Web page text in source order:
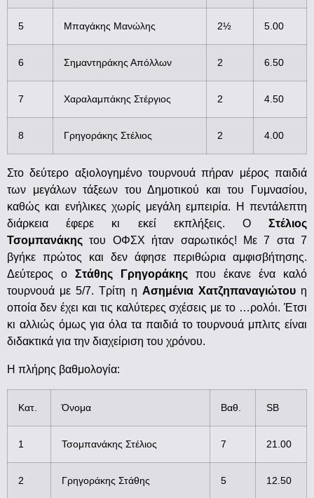
5 Μπαγάκης Μανώλης 2½ 5.00
6 Σημαντηράκης Απόλλων 2 6.50
7 Χαραλαμπάκης Στέργιος 2 4.50
8 Γρηγοράκης Στέλιος 2 4.00
Στο δεύτερο αξιολογημένο τουρνουά πήραν μέρος παιδιά
των μεγάλων τάξεων του Δημοτικού και του Γυμνασίου,
καθώς και ενήλικες χωρίς μεγάλη εμπειρία. Η πεντάλεπτη
διάρκεια έφερε κι εκεί εκπλήξεις. Ο Στέλιος
Τσομπανάκης του ΟΦΣΧ ήταν σαρωτικός! Με 7 στα 7
βγήκε πρώτος και δεν άφησε περιθώρια αμφισβήτησης.
Δεύτερος ο Στάθης Γρηγοράκης που έκανε ένα καλό
τουρνουά με 5/7. Τρίτη η Ασημένια Χατζηπαναγιώτουη
οποία δεν έχει και τις καλύτερες σχέσεις με το …ρολόι. Έτσι
κι αλλιώς όμως για όλα τα παιδιά το τουρνουά μπλιτς είναι
διδακτικά για την διαχείριση του χρόνου.
Η πλήρης βαθμολογία:
Κατ. Όνομα Βαθ. SB
1 Τσομπανάκης Στέλιος 7 21.00
2 Γρηγοράκης Στάθης 5 12.50